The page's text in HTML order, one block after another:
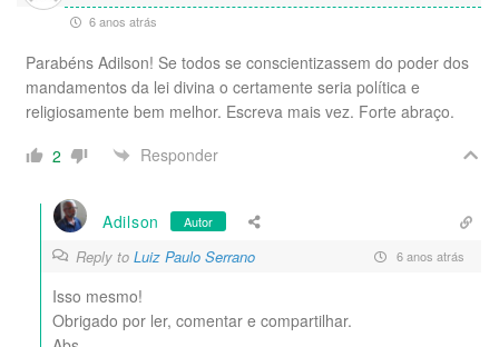
6 anos atrás
Parabéns Adilson! Se todos se conscientizassem do poder dos
mandamentos da lei divina o certamente seria política e
religiosamente bem melhor. Escreva mais vez. Forte abraço.
2
Responder
Adilson Autor
Reply to Luiz Paulo Serrano 6 anos atrás
Isso mesmo!
Obrigado por ler, comentar e compartilhar.